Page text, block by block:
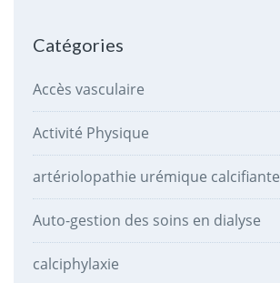
Catégories
Accès vasculaire
Activité Physique
artériolopathie urémique calcifiante
Auto-gestion des soins en dialyse
calciphylaxie